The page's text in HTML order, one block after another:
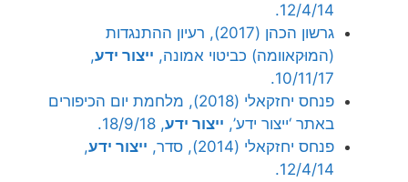
12/4/14.
גרשון הכהן (2017), רעיון ההתנגדות
(המוּקאוומה) כביטוי אמונה, ייצור ידע,
10/11/17.
פנחס יחזקאלי (2018), מלחמת יום הכיפורים
באתר ‘ייצור ידע’, ייצור ידע, 18/9/18.
פנחס יחזקאלי (2014), סדר,
ייצור ידע,
12/4/14.